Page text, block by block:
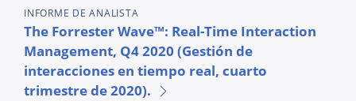
INFORME DE ANALISTA
The Forrester Wave™: Real-Time Interaction
Management, Q4 2020 (Gestión de
interacciones en tiempo real, cuarto
trimestre de 2020).